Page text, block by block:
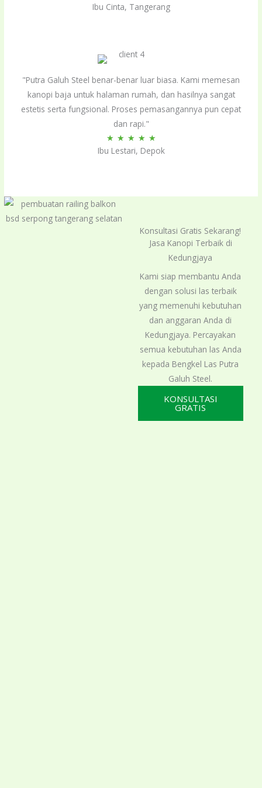
5
Ibu Cinta, Tangerang
"Putra Galuh Steel benar-benar luar biasa. Kami memesan
kanopi baja untuk halaman rumah, dan hasilnya sangat
estetis serta fungsional. Proses pemasangannya pun cepat
dan rapi."
★ ★ ★ ★ ★Rated
5
5
Ibu Lestari, Depok
Konsultasi Gratis Sekarang!
Jasa Kanopi Terbaik di
Kedungjaya
Kami siap membantu Anda
dengan solusi las terbaik
yang memenuhi kebutuhan
dan anggaran Anda di
Kedungjaya. Percayakan
semua kebutuhan las Anda
kepada Bengkel Las Putra
Galuh Steel.
KONSULTASI
GRATIS